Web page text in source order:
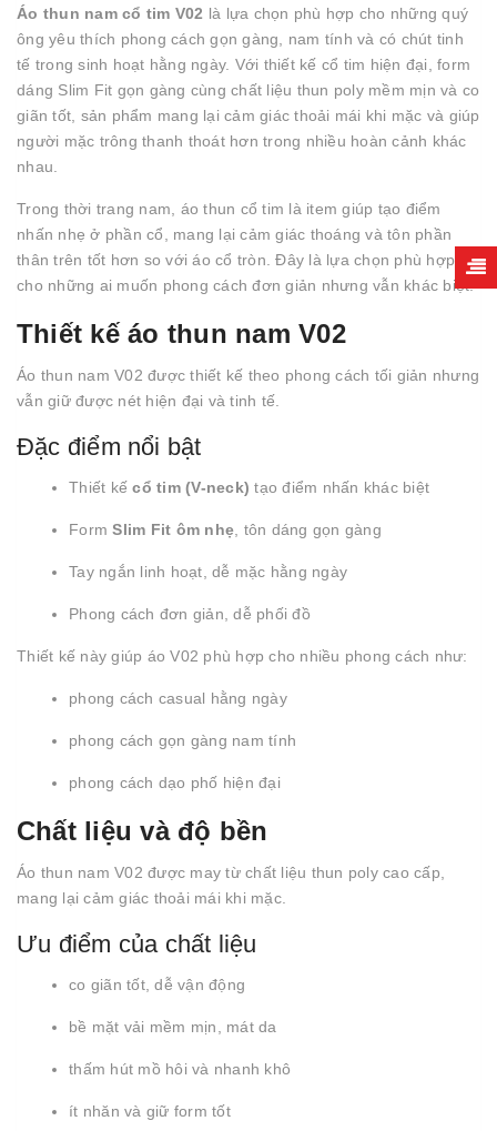
Áo thun nam cổ tim V02 là lựa chọn phù hợp cho những quý
ông yêu thích phong cách gọn gàng, nam tính và có chút tinh
tế trong sinh hoạt hằng ngày. Với thiết kế cổ tim hiện đại, form
dáng Slim Fit gọn gàng cùng chất liệu thun poly mềm mịn và co
giãn tốt, sản phẩm mang lại cảm giác thoải mái khi mặc và giúp
người mặc trông thanh thoát hơn trong nhiều hoàn cảnh khác
nhau.
Trong thời trang nam, áo thun cổ tim là item giúp tạo điểm
nhấn nhẹ ở phần cổ, mang lại cảm giác thoáng và tôn phần
thân trên tốt hơn so với áo cổ tròn. Đây là lựa chọn phù hợp
cho những ai muốn phong cách đơn giản nhưng vẫn khác biệt.
Thiết kế áo thun nam V02
Áo thun nam V02 được thiết kế theo phong cách tối giản nhưng
vẫn giữ được nét hiện đại và tinh tế.
Đặc điểm nổi bật
Thiết kếcổ tim (V-neck) tạo điểm nhấn khác biệt
FormSlim Fit ôm nhẹ , tôn dáng gọn gàng
Tay ngắn linh hoạt, dễ mặc hằng ngày
Phong cách đơn giản, dễ phối đồ
Thiết kế này giúp áo V02 phù hợp cho nhiều phong cách như:
phong cách casual hằng ngày
phong cách gọn gàng nam tính
phong cách dạo phố hiện đại
Chất liệu và độ bền
Áo thun nam V02 được may từ chất liệu thun poly cao cấp,
mang lại cảm giác thoải mái khi mặc.
Ưu điểm của chất liệu
co giãn tốt, dễ vận động
bề mặt vải mềm mịn, mát da
thấm hút mồ hôi và nhanh khô
ít nhăn và giữ form tốt